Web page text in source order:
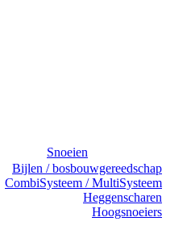
Snoeien
Bijlen / bosbouwgereedschap
CombiSysteem / MultiSysteem
Heggenscharen
Hoogsnoeiers